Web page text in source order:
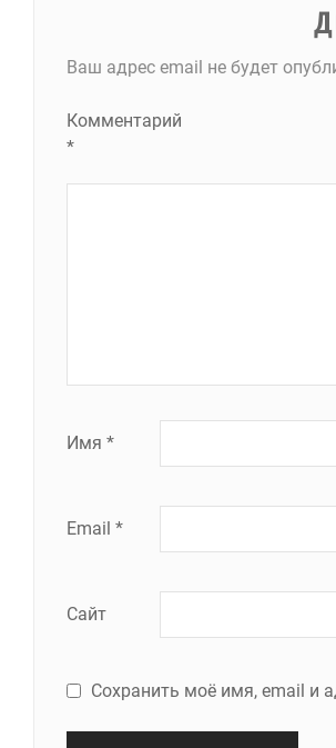
Ваш адрес email не будет
Комментарий
*
Имя *
Email *
Сайт
Сохранить моё имя, email и